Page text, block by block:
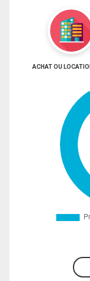
ACHAT OU